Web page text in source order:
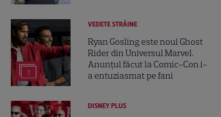
7
VEDETE STRĂINE
Ryan Gosling este noul Ghost
Rider din Universul Marvel.
Anunțul făcut la Comic-Con i-
a entuziasmat pe fani
DISNEY PLUS